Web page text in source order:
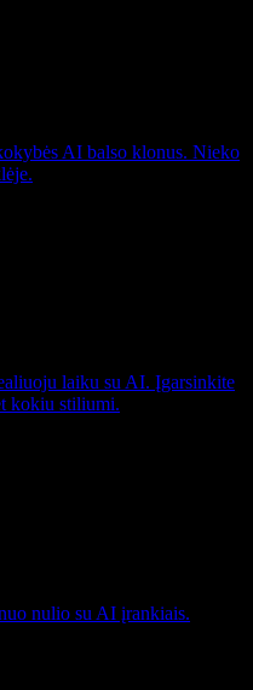
AI balso klonus. Nieko
laiku su AI. Įgarsinkite
kokiu stiliumi.
nulio su AI įrankiais.